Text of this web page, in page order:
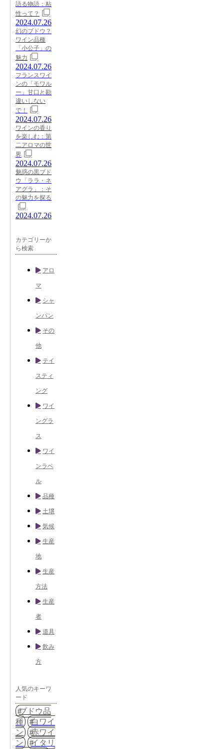
語る物語：粘
性って？
2024.07.26
幻のブドウ？
ワイン品種
「小公子」の
魅力
2024.07.26
フランスワイ
ンの「モワル
ー」甘口と勘
違いしない
で！
2024.07.26
ワインの香り
を楽しむ：第
二アロマの世
界
2024.07.26
魅惑の黒ブド
ウ「ララ・ネ
アグラ」：そ
の魅力を探る
2024.07.26
カテゴリーか
ら検索
アロ
マ
シャ
ンパン
その
他
テイ
スティ
ング
ワイ
ングラ
ス
ワイ
ンラベ
ル
品種
土壌
気候
生産
地
生産
方法
生産
者
道具
飲み
方
人気のキーワ
ード
ブドウ品
種
白ワイ
ン
赤ワイ
ン
イタリ